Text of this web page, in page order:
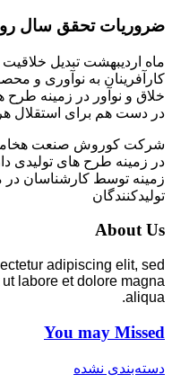
ضروریات تحقق سال
ماه اردیبهشت تبدیل
کارآفرینان به نوآوری و
خلاق و نوآور در زمینه
در دست هم برای استقلال
شرکت کوروش صنعت
در زمینه طرح های تولیدی
زمینه توسط کارشناسان در
تولیدکنندگان
About Us
adipiscing elit, sed
labore et dolore magna
aliqua.
You may Missed
دسته‌بندی نشده